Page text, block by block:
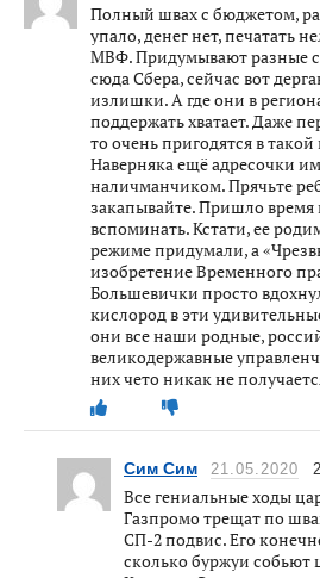
Полный швах с бюджетом,
упало, денег нет, печатать
МВФ. Придумывают разные
сюда Сбера, сейчас вот
излишки. А где они в
поддержать хватает. Даже
то очень пригодятся в
Наверняка ещё адресочки
наличманчиком. Прячьте
закапывайте. Пришло время
вспоминать. Кстати, ее
режиме придумали, а
изобретение Временного
Большевички просто
кислород в эти
они все наши родные,
великодержавные
них чето никак не
Сим Сим 21.05.2020
Все гениальные ходы
Газпромо трещат по
СП-2 подвис. Его
сколько буржуи собьют